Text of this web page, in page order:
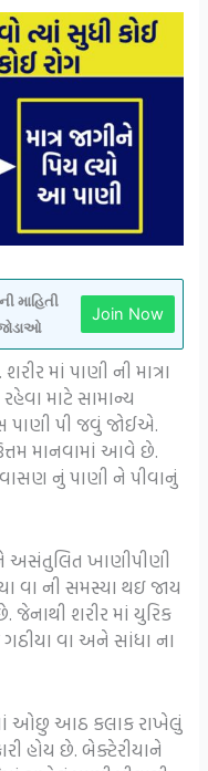
માહિતી
Join Now
માં પાણી ની માત્રા
માટે સામાન્ય
પાણી પી જવું જોઈએ.
માનવામાં આવે છે.
નું પાણી ને પીવાનું
અસંતુલિત ખાણીપીણી
વા ની સમસ્યા થઇ જાય
જેનાથી શરીર માં યુરિક
વા અને સાંધા ના
ઓછુ આઠ કલાક રાખેલું
હોય છે. બેક્ટેરીયાને